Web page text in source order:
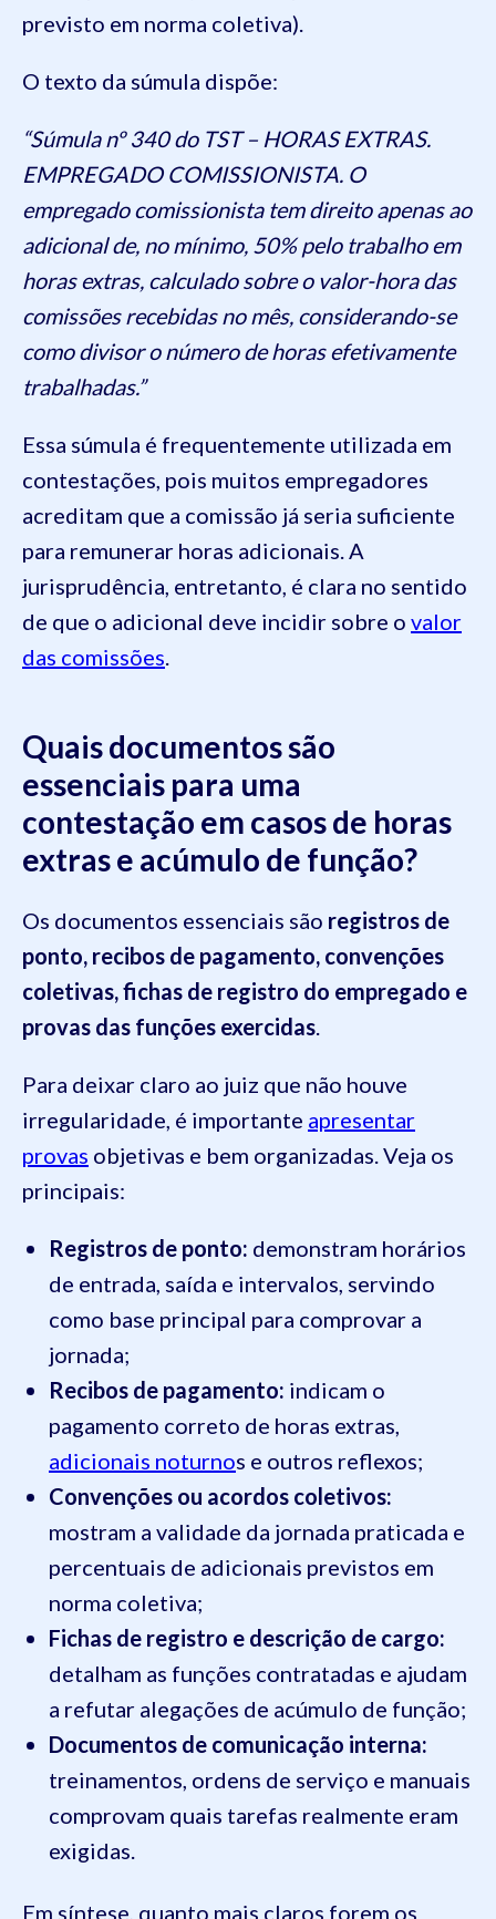
previsto em norma coletiva).
O texto da súmula dispõe:
“Súmula nº 340 do TST – HORAS EXTRAS.
EMPREGADO COMISSIONISTA. O
empregado comissionista tem direito apenas ao
adicional de, no mínimo, 50% pelo trabalho em
horas extras, calculado sobre o valor-hora das
comissões recebidas no mês, considerando-se
como divisor o número de horas efetivamente
trabalhadas.”
Essa súmula é frequentemente utilizada em
contestações, pois muitos empregadores
acreditam que a comissão já seria suficiente
para remunerar horas adicionais. A
jurisprudência, entretanto, é clara no sentido
de que o adicional deve incidir sobre o valor
das comissões
Quais documentos são
essenciais para uma
contestação em casos de horas
extras e acúmulo de função?
Os documentos essenciais são registros de
ponto, recibos de pagamento, convenções
coletivas, fichas de registro do empregado e
provas das funções exercidas
Para deixar claro ao juiz que não houve
irregularidade, é importante apresentar
provas objetivas e bem organizadas. Veja os
principais:
Registros de ponto: demonstram horários
de entrada, saída e intervalos, servindo
como base principal para comprovar a
jornada;
Recibos de pagamento: indicam o
pagamento correto de horas extras,
adicionais noturnos e outros reflexos;
Convenções ou acordos coletivos:
mostram a validade da jornada praticada e
percentuais de adicionais previstos em
norma coletiva;
Fichas de registro e descrição de cargo:
detalham as funções contratadas e ajudam
a refutar alegações de acúmulo de função;
Documentos de comunicação interna:
treinamentos, ordens de serviço e manuais
comprovam quais tarefas realmente eram
exigidas.
Em síntese, quanto mais claros forem os